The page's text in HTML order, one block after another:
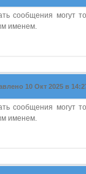
сообщения могут
именем.
10 Окт 2025 в
сообщения могут
именем.